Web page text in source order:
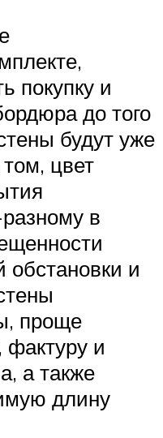
покупку и
до того
будут уже
цвет
в
и
проще
фактуру и
а также
длину